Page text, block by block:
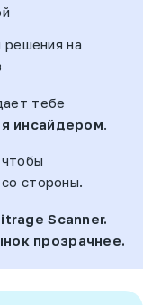
решения на
тебе
инсайдером.
чтобы
стороны.
Scanner.
прозрачнее.